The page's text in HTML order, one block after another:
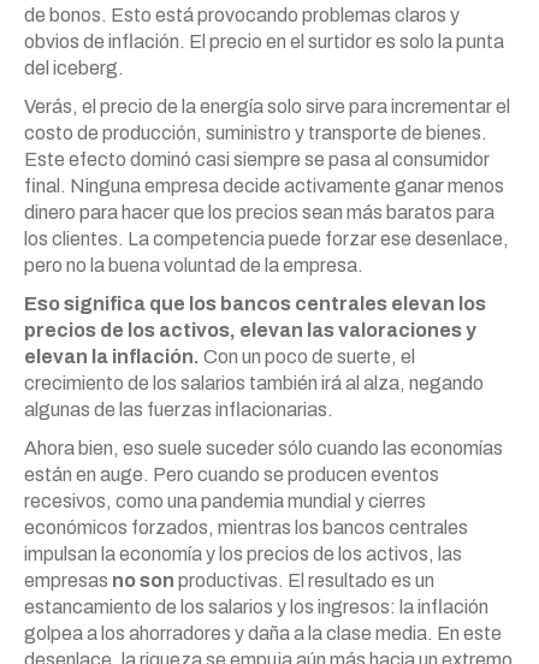
de bonos. Esto está provocando problemas claros y
obvios de inflación. El precio en el surtidor es solo la punta
del iceberg.
Verás, el precio de la energía solo sirve para incrementar el
costo de producción, suministro y transporte de bienes.
Este efecto dominó casi siempre se pasa al consumidor
final. Ninguna empresa decide activamente ganar menos
dinero para hacer que los precios sean más baratos para
los clientes. La competencia puede forzar ese desenlace,
pero no la buena voluntad de la empresa.
Eso significa que los bancos centrales elevan los
precios de los activos, elevan las valoraciones y
elevan la inflación. Con un poco de suerte, el
crecimiento de los salarios también irá al alza, negando
algunas de las fuerzas inflacionarias.
Ahora bien, eso suele suceder sólo cuando las economías
están en auge. Pero cuando se producen eventos
recesivos, como una pandemia mundial y cierres
económicos forzados, mientras los bancos centrales
impulsan la economía y los precios de los activos, las
empresas no son productivas. El resultado es un
estancamiento de los salarios y los ingresos: la inflación
golpea a los ahorradores y daña a la clase media. En este
desenlace, la riqueza se empuja aún más hacia un extremo